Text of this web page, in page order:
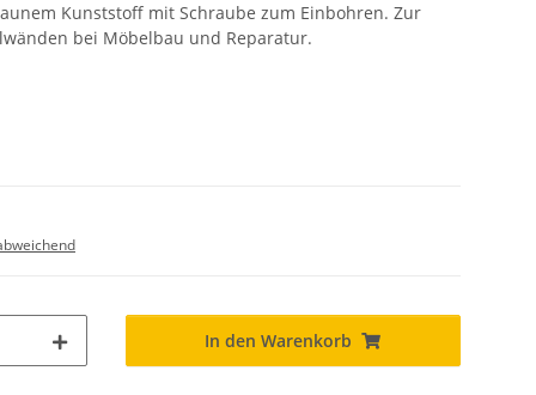
Kunststoff mit Schraube zum Einbohren. Zur
bei Möbelbau und Reparatur.
In den Warenkorb